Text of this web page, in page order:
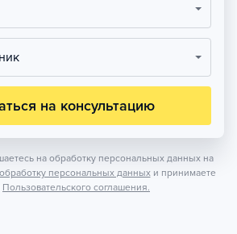
на консультацию
на обработку персональных данных на
персональных данных и принимаете
Пользовательского соглашения.